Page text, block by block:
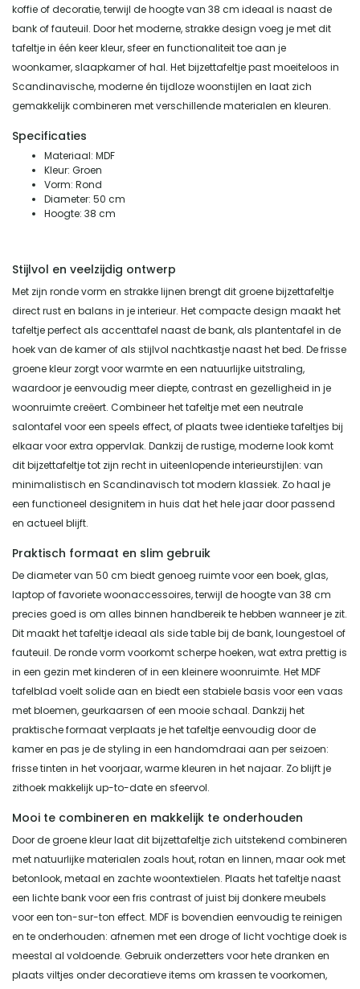
koffie of decoratie, terwijl de hoogte van 38 cm ideaal is naast de
bank of fauteuil. Door het moderne, strakke design voeg je met dit
tafeltje in één keer kleur, sfeer en functionaliteit toe aan je
woonkamer, slaapkamer of hal. Het bijzettafeltje past moeiteloos in
Scandinavische, moderne én tijdloze woonstijlen en laat zich
gemakkelijk combineren met verschillende materialen en kleuren.
Specificaties
Materiaal: MDF
Kleur: Groen
Vorm: Rond
Diameter: 50 cm
Hoogte: 38 cm
Stijlvol en veelzijdig ontwerp
Met zijn ronde vorm en strakke lijnen brengt dit groene bijzettafeltje
direct rust en balans in je interieur. Het compacte design maakt het
tafeltje perfect als accenttafel naast de bank, als plantentafel in de
hoek van de kamer of als stijlvol nachtkastje naast het bed. De frisse
groene kleur zorgt voor warmte en een natuurlijke uitstraling,
waardoor je eenvoudig meer diepte, contrast en gezelligheid in je
woonruimte creëert. Combineer het tafeltje met een neutrale
salontafel voor een speels effect, of plaats twee identieke tafeltjes bij
elkaar voor extra oppervlak. Dankzij de rustige, moderne look komt
dit bijzettafeltje tot zijn recht in uiteenlopende interieurstijlen: van
minimalistisch en Scandinavisch tot modern klassiek. Zo haal je
een functioneel designitem in huis dat het hele jaar door passend
en actueel blijft.
Praktisch formaat en slim gebruik
De diameter van 50 cm biedt genoeg ruimte voor een boek, glas,
laptop of favoriete woonaccessoires, terwijl de hoogte van 38 cm
precies goed is om alles binnen handbereik te hebben wanneer je zit.
Dit maakt het tafeltje ideaal als side table bij de bank, loungestoel of
fauteuil. De ronde vorm voorkomt scherpe hoeken, wat extra prettig is
in een gezin met kinderen of in een kleinere woonruimte. Het MDF
tafelblad voelt solide aan en biedt een stabiele basis voor een vaas
met bloemen, geurkaarsen of een mooie schaal. Dankzij het
praktische formaat verplaats je het tafeltje eenvoudig door de
kamer en pas je de styling in een handomdraai aan per seizoen:
frisse tinten in het voorjaar, warme kleuren in het najaar. Zo blijft je
zithoek makkelijk up-to-date en sfeervol.
Mooi te combineren en makkelijk te onderhouden
Door de groene kleur laat dit bijzettafeltje zich uitstekend combineren
met natuurlijke materialen zoals hout, rotan en linnen, maar ook met
betonlook, metaal en zachte woontextielen. Plaats het tafeltje naast
een lichte bank voor een fris contrast of juist bij donkere meubels
voor een ton-sur-ton effect. MDF is bovendien eenvoudig te reinigen
en te onderhouden: afnemen met een droge of licht vochtige doek is
meestal al voldoende. Gebruik onderzetters voor hete dranken en
plaats viltjes onder decoratieve items om krassen te voorkomen,